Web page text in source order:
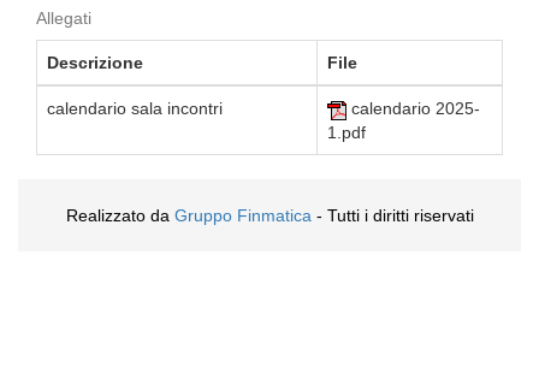
Allegati
Descrizione File
calendario sala incontri
calendario 2025-
1.pdf
Realizzato da Gruppo Finmatica- Tutti i diritti riservati